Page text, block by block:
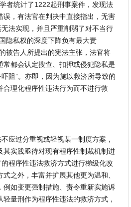
者统计了1222起刑事案件，发现法
，有法官在判决中直接指出，无害
法实现，并且严重削弱了对不当行
隐私权的深度下降负有最大责
被告人所提出的宪法主张，法官将
都会认定搜查、扣押或侵犯隐私是
阻”。亦即，因为施以救济所导致的
理化程序性违法行为而不进行救
应过分重视或轻视某一制度方案，
实践亟待对现有程序性制裁机制进
程序性违法救济方式进行梯级化改
之外，丰富并扩展其他更为温和、
如变更强制措施、责令重新实施诉
量刑作为程序性违法的救济方式，